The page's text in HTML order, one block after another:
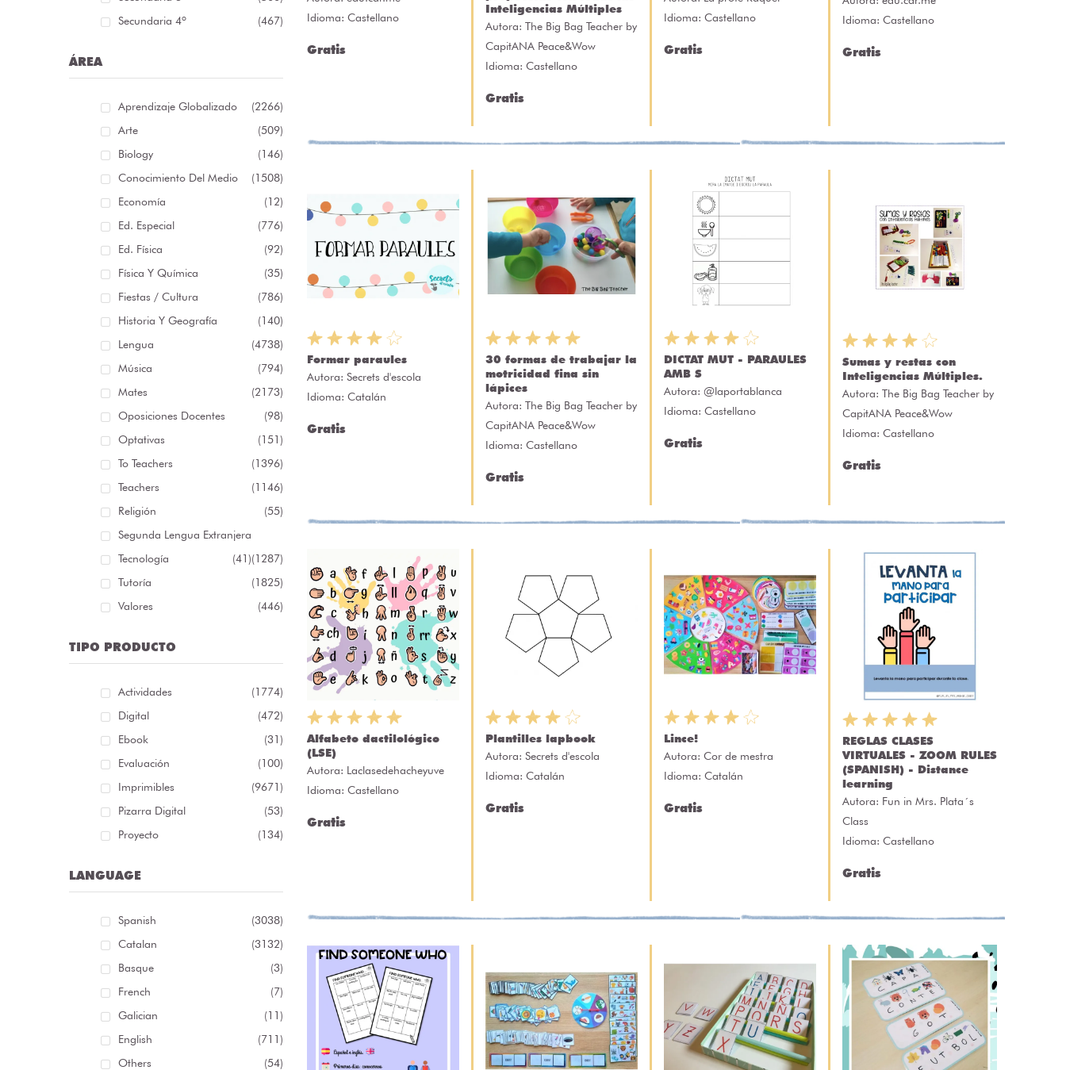
Secundaria 4º
(467)
ÁREA
Aprendizaje Globalizado
(2266)
Arte
(509)
Biology
(146)
Conocimiento Del Medio
(1508)
Economía
(12)
Ed. Especial
(776)
Ed. Física
(92)
Física Y Química
(35)
Fiestas / Cultura
(786)
Historia Y Geografía
(140)
Lengua
(4738)
Música
(794)
Mates
(2173)
Oposiciones Docentes
(98)
Optativas
(151)
To Teachers
(1396)
Teachers
(1146)
Religión
(55)
Segunda Lengua Extranjera
(1287)
Tecnología
(41)
Tutoría
(1825)
Valores
(446)
TIPO PRODUCTO
Actividades
(1774)
Digital
(472)
Ebook
(31)
Evaluación
(100)
Imprimibles
(9671)
Pizarra Digital
(53)
Proyecto
(134)
LANGUAGE
Spanish
(3038)
Catalan
(3132)
Basque
(3)
French
(7)
Galician
(11)
English
(711)
Others
(54)
Idioma: Castellano
Gratis
Inteligencias Múltiples
Autora: The Big Bag Teacher by
CapitANA Peace&Wow
Idioma: Castellano
Gratis
Idioma: Castellano
Gratis
Idioma: Castellano
Gratis
Formar paraules
Autora: Secrets d'escola
Idioma: Catalán
Gratis
30 formas de trabajar la
motricidad fina sin
lápices
Autora: The Big Bag Teacher by
CapitANA Peace&Wow
Idioma: Castellano
Gratis
DICTAT MUT - PARAULES
AMB S
Autora: @laportablanca
Idioma: Castellano
Gratis
Sumas y restas con
Inteligencias Múltiples.
Autora: The Big Bag Teacher by
CapitANA Peace&Wow
Idioma: Castellano
Gratis
Alfabeto dactilológico
(LSE)
Autora: Laclasedehacheyuve
Idioma: Castellano
Gratis
Plantilles lapbook
Autora: Secrets d'escola
Idioma: Catalán
Gratis
Lince!
Autora: Cor de mestra
Idioma: Catalán
Gratis
REGLAS CLASES
VIRTUALES - ZOOM RULES
(SPANISH) - Distance
learning
Autora: Fun in Mrs. Plata´s
Class
Idioma: Castellano
Gratis